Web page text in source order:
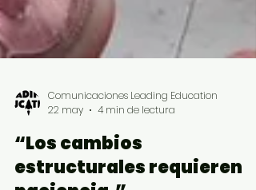
Comunicaciones Leading Education
22 may
4 min de lectura